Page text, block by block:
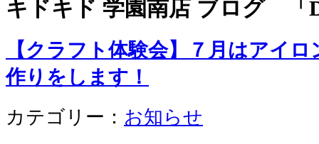
キドキド 学園南店 ブログ 「
【クラフト体験会】７月はアイ
作りをします！
カテゴリー： お知らせ